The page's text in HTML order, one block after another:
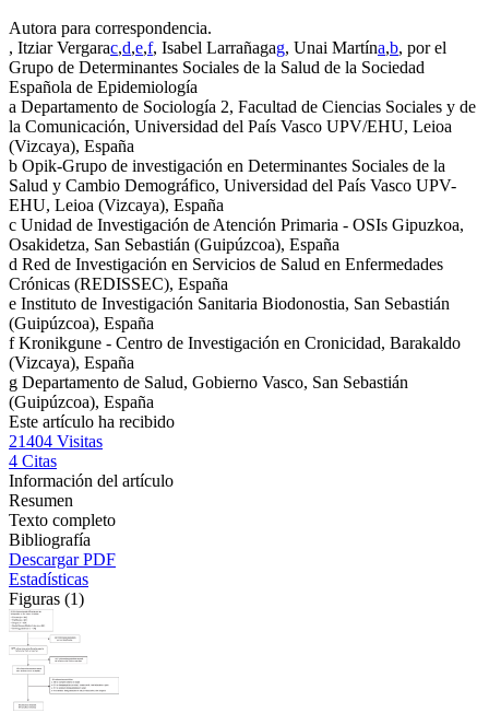
Autora para correspondencia.
, Itziar Vergarac,d,e,f, Isabel Larrañagag, Unai Martína,b, por el
Grupo de Determinantes Sociales de la Salud de la Sociedad
Española de Epidemiología
a Departamento de Sociología 2, Facultad de Ciencias Sociales y de
la Comunicación, Universidad del País Vasco UPV/EHU, Leioa
(Vizcaya), España
b Opik-Grupo de investigación en Determinantes Sociales de la
Salud y Cambio Demográfico, Universidad del País Vasco UPV-
EHU, Leioa (Vizcaya), España
c Unidad de Investigación de Atención Primaria - OSIs Gipuzkoa,
Osakidetza, San Sebastián (Guipúzcoa), España
d Red de Investigación en Servicios de Salud en Enfermedades
Crónicas (REDISSEC), España
e Instituto de Investigación Sanitaria Biodonostia, San Sebastián
(Guipúzcoa), España
fKronikgune - Centro de Investigación en Cronicidad, Barakaldo
(Vizcaya), España
g Departamento de Salud, Gobierno Vasco, San Sebastián
(Guipúzcoa), España
Este artículo ha recibido
21404 Visitas
4 Citas
Información del artículo
Resumen
Texto completo
Bibliografía
Descargar PDF
Estadísticas
Figuras (1)